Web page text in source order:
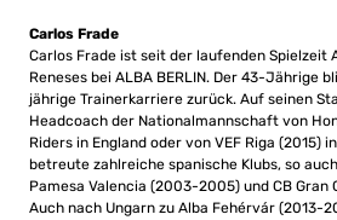
Carlos Frade
Carlos Frade ist seit der laufenden Spielzeit
Reneses bei ALBA BERLIN. Der 43-Jährige
jährige Trainerkarriere zurück. Auf seinen
Headcoach der Nationalmannschaft von
Riders in England oder von VEF Riga (2015)
betreute zahlreiche spanische Klubs, so
Pamesa Valencia (2003-2005) und CB
Auch nach Ungarn zu Alba Fehérvár (2013-